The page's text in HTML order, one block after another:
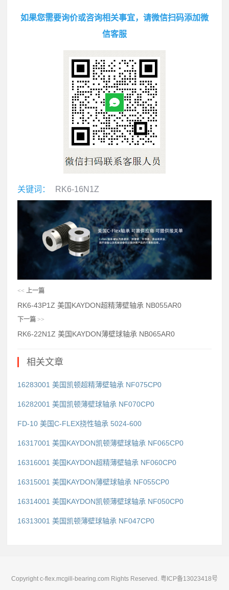
如果您需要询价或咨询相关事宜，请微信扫码添加微
信客服
关键词： RK6-16N1Z
<< 上一篇
RK6-43P1Z 美国KAYDON超精薄壁轴承 NB055AR0
下一篇 >>
RK6-22N1Z 美国KAYDON薄壁球轴承 NB065AR0
相关文章
16283001 美国凯顿超精薄壁轴承 NF075CP0
16282001 美国凯顿薄壁球轴承 NF070CP0
FD-10 美国C-FLEX挠性轴承 5024-600
16317001 美国KAYDON凯顿薄壁球轴承 NF065CP0
16316001 美国KAYDON超精薄壁轴承 NF060CP0
16315001 美国KAYDON薄壁球轴承 NF055CP0
16314001 美国KAYDON凯顿薄壁球轴承 NF050CP0
16313001 美国凯顿薄壁球轴承 NF047CP0
Copyright c-flex.mcgill-bearing.com Rights Reserved. 粤ICP备13023418号